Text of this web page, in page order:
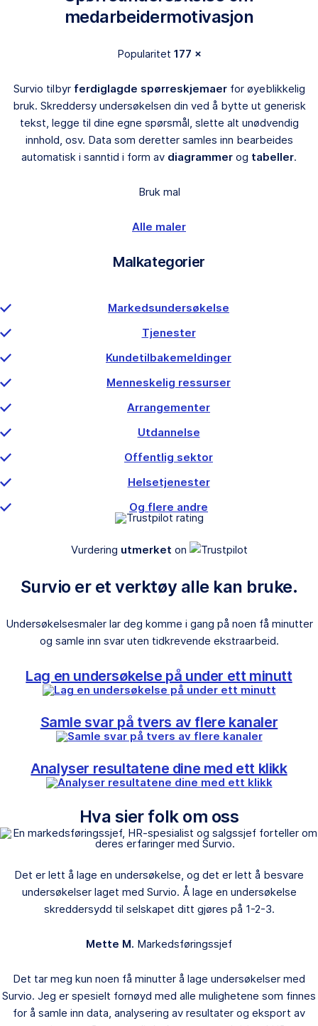
medarbeidermotivasjon
Popularitet 177 ×
Survio tilbyr ferdiglagde spørreskjemaerfor øyeblikkelig
bruk. Skreddersy undersøkelsen din ved å bytte ut generisk
tekst, legge til dine egne spørsmål, slette alt unødvendig
innhold, osv. Data som deretter samles inn bearbeides
automatisk i sanntid i form av diagrammer og tabeller.
Bruk mal
Alle maler
Malkategorier
Markedsundersøkelse
Tjenester
Kundetilbakemeldinger
Menneskelig ressurser
Arrangementer
Utdannelse
Offentlig sektor
Helsetjenester
Og flere andre
Vurdering utmerket on
Survio er et verktøy alle kan bruke.
Undersøkelsesmaler lar deg komme i gang på noen få minutter
og samle inn svar uten tidkrevende ekstraarbeid.
Lag en undersøkelse på under ett minutt
Samle svar på tvers av flere kanaler
Analyser resultatene dine med ett klikk
Hva sier folk om oss
Det er lett å lage en undersøkelse, og det er lett å besvare
undersøkelser laget med Survio. Å lage en undersøkelse
skreddersydd til selskapet ditt gjøres på 1-2-3.
Mette M. Markedsføringssjef
Det tar meg kun noen få minutter å lage undersøkelser med
Survio. Jeg er spesielt fornøyd med alle mulighetene som finnes
for å samle inn data, analysering av resultater og eksport av